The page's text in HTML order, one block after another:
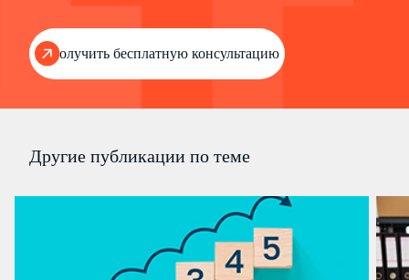
Получить бесплатную консультацию
Другие публикации по теме